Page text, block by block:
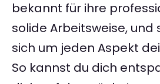
bekannt für ihre
solide Arbeitsweise, und
sich um jeden Aspekt
So kannst du dich